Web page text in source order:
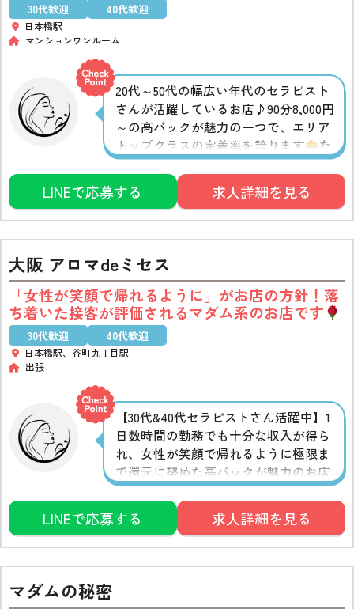
30代歓迎 40代歓迎
日本橋駅
マンションワンルーム
20代～50代の幅広い年代のセラピスト
さんが活躍しているお店♪90分8,000円
～の高バックが魅力の一つで、エリア
トップクラスの定着率を誇ります
た
だ稼げるだけでなく、どこでも送迎し
てくれたり、色々融通が利くのも嬉し
いポイント◎面接交通費も支給してい
るので、どなたもお気軽にお問い合わ
せください
LINEで応募する 求人詳細を見る
大阪 アロマdeミセス
「女性が笑顔で帰れるように」がお店の方針！落
ち着いた接客が評価されるマダム系のお店です
30代歓迎 40代歓迎
日本橋駅、谷町九丁目駅
出張
【30代&40代セラピストさん活躍中】1
日数時間の勤務でも十分な収入が得ら
れ、女性が笑顔で帰れるように極限ま
で還元に努めた高バックが魅力のお店
稼げるだけでなく、セラピストさん
一人ひとりが自分らしく、長く働き続
けられるような環境作りも積極的に行
っています◎見学や相談だけでもOKな
ので、お気軽に♪
LINEで応募する 求人詳細を見る
マダムの秘密